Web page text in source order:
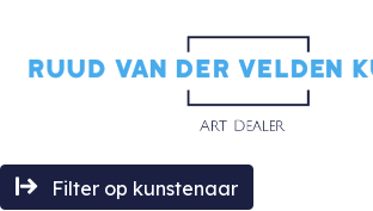
Filter op kunstenaar